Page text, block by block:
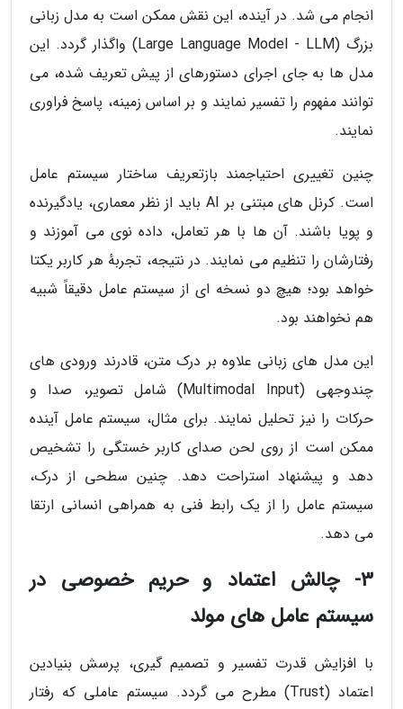
انجام می شد. در آینده، این نقش ممکن است به مدل زبانی
بزرگ (Large Language Model - LLM) واگذار گردد. این
مدل ها به جای اجرای دستورهای از پیش تعریف شده، می
توانند مفهوم را تفسیر نمایند و بر اساس زمینه، پاسخ فراوری
نمایند.
چنین تغییری احتیاجمند بازتعریف ساختار سیستم عامل
است. کرنل های مبتنی بر AI باید از نظر معماری، یادگیرنده
و پویا باشند. آن ها با هر تعامل، داده نوی می آموزند و
رفتارشان را تنظیم می نمایند. در نتیجه، تجربهٔ هر کاربر یکتا
خواهد بود؛ هیچ دو نسخه ای از سیستم عامل دقیقاً شبیه
هم نخواهند بود.
این مدل های زبانی علاوه بر درک متن، قادرند ورودی های
چندوجهی (Multimodal Input) شامل تصویر، صدا و
حرکات را نیز تحلیل نمایند. برای مثال، سیستم عامل آینده
ممکن است از روی لحن صدای کاربر خستگی را تشخیص
دهد و پیشنهاد استراحت دهد. چنین سطحی از درک،
سیستم عامل را از یک رابط فنی به همراهی انسانی ارتقا
می دهد.
3- چالش اعتماد و حریم خصوصی در
سیستم عامل های مولد
با افزایش قدرت تفسیر و تصمیم گیری، پرسش بنیادین
اعتماد (Trust) مطرح می گردد. سیستم عاملی که رفتار